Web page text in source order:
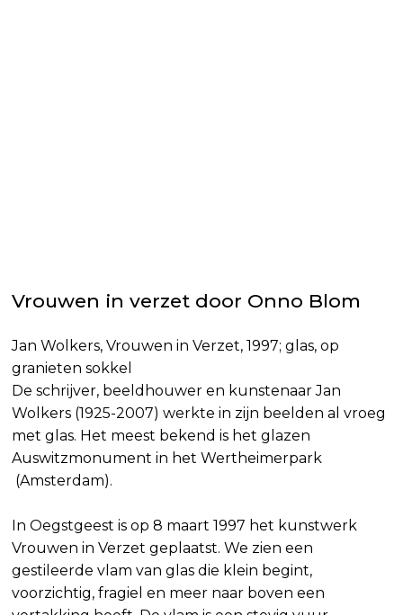
Vrouwen in verzet door Onno Blom
Jan Wolkers, Vrouwen in Verzet, 1997; glas, op
granieten sokkel
De schrijver, beeldhouwer en kunstenaar Jan
Wolkers (1925-2007) werkte in zijn beelden al vroeg
met glas. Het meest bekend is het glazen
Auswitzmonument in het Wertheimerpark
(Amsterdam).
In Oegstgeest is op 8 maart 1997 het kunstwerk
Vrouwen in Verzet geplaatst. We zien een
gestileerde vlam van glas die klein begint,
voorzichtig, fragiel en meer naar boven een